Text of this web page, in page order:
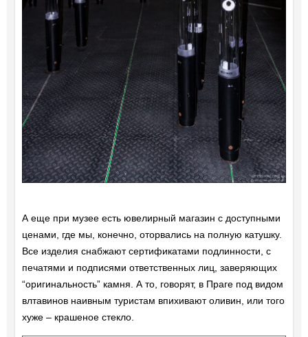
А еще при музее есть ювелирный магазин с доступными
ценами, где мы, конечно, оторвались на полную катушку.
Все изделия снабжают сертификатами подлинности, с
печатями и подписями ответственных лиц, заверяющих
“оригинальность” камня. А то, говорят, в Праге под видом
влтавинов наивным туристам впихивают оливин, или того
хуже – крашеное стекло.